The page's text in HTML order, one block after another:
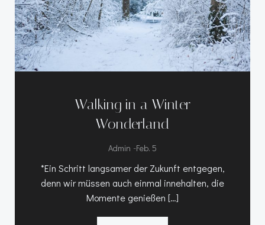
Walking in a Winter
Wonderland
Admin -Feb. 5
*Ein Schritt langsamer der Zukunft entgegen,
denn wir müssen auch einmal innehalten, die
Momente genießen […]